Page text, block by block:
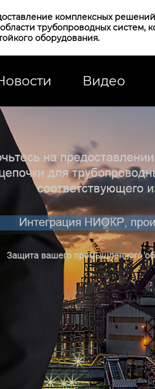
комплексных
трубопроводных систем,
оборудования.
Видео